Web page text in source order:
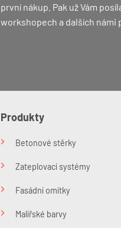
první nákup. Pak už Vám
workshopech a dalších námi
Produkty
Betonové stěrky
Zateplovací systémy
Fasádní omítky
Malířské barvy